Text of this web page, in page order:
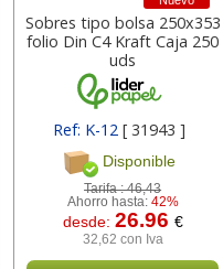
Sobres tipo bolsa 250x353
folio Din C4 Kraft Caja 250
uds
Ref: K-12[ 31943 ]
Disponible
Tarifa :46,43
Ahorro hasta: 42%
desde: 26.96 €
32,62 con Iva